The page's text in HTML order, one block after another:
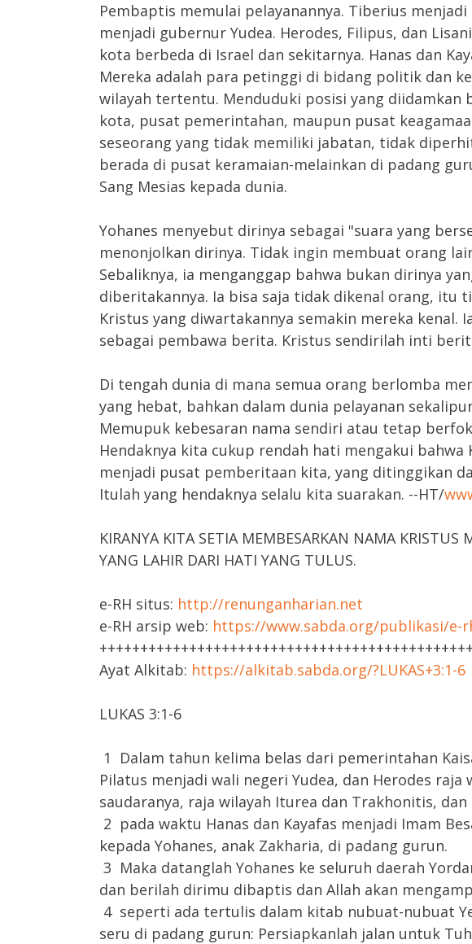
Pembaptis memulai pelayanannya. Tiberius
menjadi gubernur Yudea. Herodes, Filipus, dan
kota berbeda di Israel dan sekitarnya. Hanas dan
Mereka adalah para petinggi di bidang politik dan
wilayah tertentu. Menduduki posisi yang diidamkan
kota, pusat pemerintahan, maupun pusat
seseorang yang tidak memiliki jabatan, tidak
berada di pusat keramaian-melainkan di padang
Sang Mesias kepada dunia.
Yohanes menyebut dirinya sebagai "suara yang
menonjolkan dirinya. Tidak ingin membuat orang
Sebaliknya, ia menganggap bahwa bukan dirinya
diberitakannya. Ia bisa saja tidak dikenal orang, itu
Kristus yang diwartakannya semakin mereka kenal.
sebagai pembawa berita. Kristus sendirilah inti
Di tengah dunia di mana semua orang berlomba
yang hebat, bahkan dalam dunia pelayanan
Memupuk kebesaran nama sendiri atau tetap
Hendaknya kita cukup rendah hati mengakui bahwa
menjadi pusat pemberitaan kita, yang ditinggikan
Itulah yang hendaknya selalu kita suarakan. --HT/
KIRANYA KITA SETIA MEMBESARKAN NAMA KRISTUS
YANG LAHIR DARI HATI YANG TULUS.
e-RH situs: http://renunganharian.net
e-RH arsip web: https://www.sabda.org/publikasi/e-
Ayat Alkitab: https://alkitab.sabda.org/?LUKAS+3:1-6
LUKAS 3:1-6
1 Dalam tahun kelima belas dari pemerintahan
Pilatus menjadi wali negeri Yudea, dan Herodes raja
saudaranya, raja wilayah Iturea dan Trakhonitis,
2 pada waktu Hanas dan Kayafas menjadi Imam
kepada Yohanes, anak Zakharia, di padang gurun.
3 Maka datanglah Yohanes ke seluruh daerah
dan berilah dirimu dibaptis dan Allah akan
4 seperti ada tertulis dalam kitab nubuat-nubuat
seru di padang gurun: Persiapkanlah jalan untuk